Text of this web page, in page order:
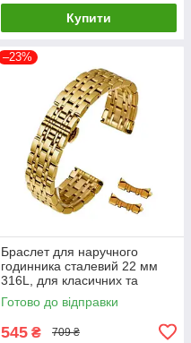
Купити
–23%
Браслет для наручного
годинника сталевий 22 мм
316L, для класичних та
смарт-годинників Золотистий
( код: IBW927Y )
Готово до відправки
545 ₴ 709 ₴